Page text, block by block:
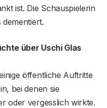
ist. Die Schauspielerin
über Uschi Glas
öffentliche Auftritte
bei denen sie
oder vergesslich wirkte.